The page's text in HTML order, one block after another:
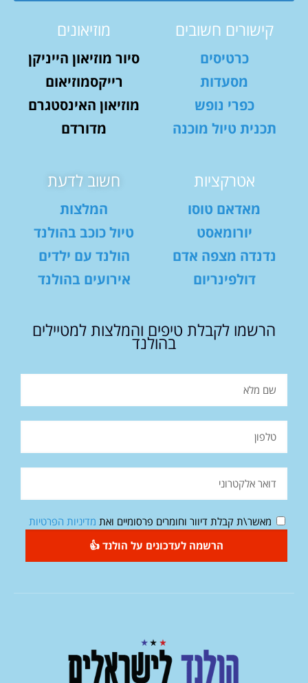
קישורים חשובים
כרטיסים
מסעדות
כפרי נופש
תכנית טיול מוכנה
מוזיאונים
סיור מוזיאון הייניקן
רייקסמוזיאום
מוזיאון האינסטגרם
מדורדם
אטרקציות
מאדאם טוסו
יורומאסט
נדנדה מצפה אדם
דולפינריום
חשוב לדעת
המלצות
טיול כוכב בהולנד
הולנד עם ילדים
אירועים בהולנד
הרשמו לקבלת טיפים והמלצות למטיילים
בהולנד
מאשר\ת קבלת דיוור וחומרים פרסומיים ואת מדיניות הפרטיות
הרשמה לעדכונים על הולנד 👍